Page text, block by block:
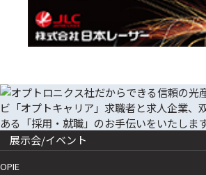
展示会/イベント
OPIE